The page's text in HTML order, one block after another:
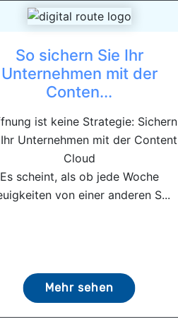
So sichern Sie Ihr
Unternehmen mit der
Conten...
ist keine Strategie: Sichern
Unternehmen mit der Content
Cloud
Es scheint, als ob jede Woche
von einer anderen S...
Mehr sehen